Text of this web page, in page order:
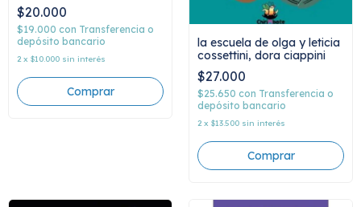
$20.000
$19.000 con Transferencia o
depósito bancario
2 x $10.000 sin interés
la escuela de olga y leticia
cossettini, dora ciappini
$27.000
$25.650 con Transferencia o
depósito bancario
2 x $13.500 sin interés